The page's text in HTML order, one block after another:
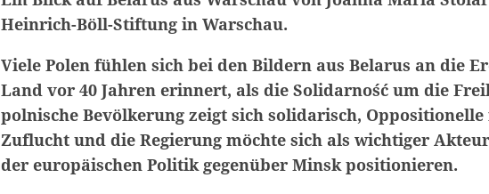
Heinrich-Böll-Stiftung in Warschau.
Viele Polen fühlen sich bei den Bildern aus Belarus an die
Land vor 40 Jahren erinnert, als die Solidarność um die
polnische Bevölkerung zeigt sich solidarisch,
Zuflucht und die Regierung möchte sich als wichtiger
der europäischen Politik gegenüber Minsk positionieren.